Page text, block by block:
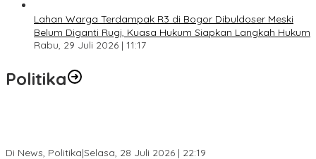
Lahan Warga Terdampak R3 di Bogor Dibuldoser Meski
Belum Diganti Rugi, Kuasa Hukum Siapkan Langkah Hukum
Rabu, 29 Juli 2026 | 11:17
Politika
Di News, Politika|Selasa, 28 Juli 2026 | 22:19